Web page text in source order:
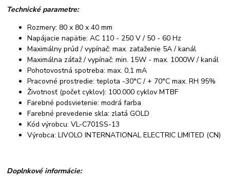
Technické parametre:
Rozmery: 80 x 80 x 40 mm
Napájacie napätie: AC 110 - 250 V / 50 - 60 Hz
Maximálny prúd / vypínač: max. zaťaženie 5A / kanál
Maximálna záťaž / vypínač: min. 15W - max. 1000W / kanál
Pohotovostná spotreba: max. 0,1 mA
Pracovné prostredie: teplota -30°C / + 70°C max. RH 95%
Životnosť (počet cyklov): 100.000 cyklov MTBF
Farebné podsvietenie: modrá farba
Farebné prevedenie skla: zlatá GOLD
Kód výrobcu: VL-C701SS-13
Výrobca: LIVOLO INTERNATIONAL ELECTRIC LIMITED (CN)
Doplnkové informácie: